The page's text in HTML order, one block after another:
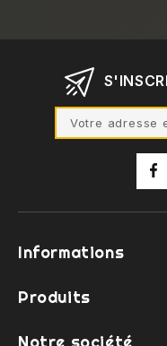
Informations
Produits